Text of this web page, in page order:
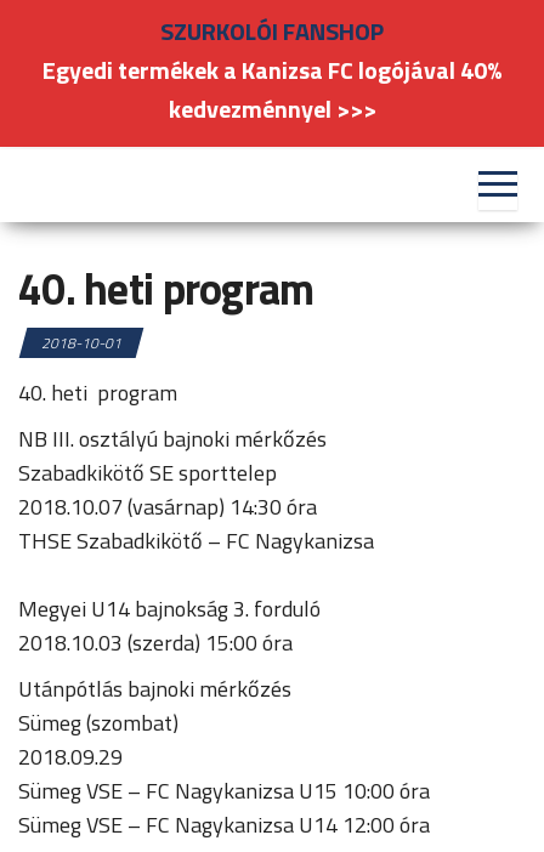
FC
#kanizsafoci
40. heti program
2018-10-01
40. heti program
NB III. osztályú bajnoki mérkőzés
Szabadkikötő SE sporttelep
2018.10.07 (vasárnap) 14:30 óra
THSE Szabadkikötő – FC Nagykanizsa
Megyei U14 bajnokság 3. forduló
2018.10.03 (szerda) 15:00 óra
Utánpótlás bajnoki mérkőzés
Sümeg (szombat)
2018.09.29
Sümeg VSE – FC Nagykanizsa U15 10:00 óra
Sümeg VSE – FC Nagykanizsa U14 12:00 óra
SZURKOLÓI FANSHOP
Egyedi termékek a Kanizsa FC logójával 40%
kedvezménnyel >>>